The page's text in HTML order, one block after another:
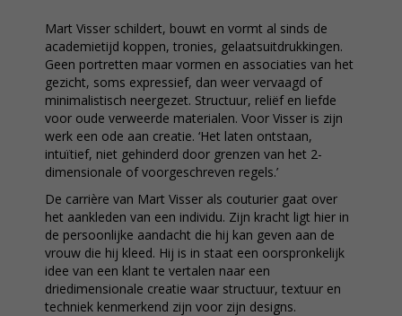
Mart Visser schildert, bouwt en vormt al sinds de
academietijd koppen, tronies, gelaatsuitdrukkingen.
Geen portretten maar vormen en associaties van het
gezicht, soms expressief, dan weer vervaagd of
minimalistisch neergezet. Structuur, reliëf en liefde
voor oude verweerde materialen. Voor Visser is zijn
werk een ode aan creatie. ‘Het laten ontstaan,
intuïtief, niet gehinderd door grenzen van het 2-
dimensionale of voorgeschreven regels.’
De carrière van Mart Visser als couturier gaat over
het aankleden van een individu. Zijn kracht ligt hier in
de persoonlijke aandacht die hij kan geven aan de
vrouw die hij kleed. Hij is in staat een oorspronkelijk
idee van een klant te vertalen naar een
driedimensionale creatie waar structuur, textuur en
techniek kenmerkend zijn voor zijn designs.